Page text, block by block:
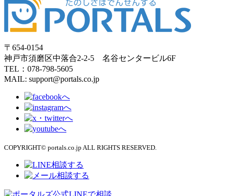
〒654-0154
神戸市須磨区中落合2-2-5 名谷センタービル6F
TEL：078-798-5605
MAIL: support@portals.co.jp
COPYRIGHT© portals.co.jp ALL RIGHTS RESERVED.